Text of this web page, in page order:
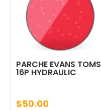
PARCHE EVANS TOMS
16P HYDRAULIC
$50.00